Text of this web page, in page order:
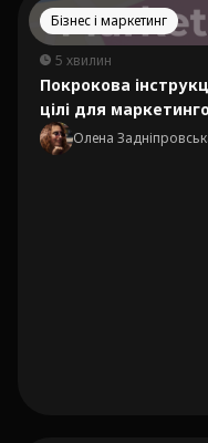
Бізнес і маркетинг
5 хвилин
Покрокова
цілі для
Олена